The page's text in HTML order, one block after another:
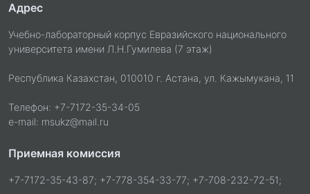
Адрес
Учебно-лабораторный корпус Евразийского национального
университета имени Л.Н.Гумилева (7 этаж)
Республика Казахстан, 010010 г. Астана, ул. Кажымукана, 11
Телефон: +7-7172-35-34-05
e-mail: msukz@mail.ru
Приемная комиссия
+7-7172-35-43-87; +7-778-354-33-77; +7-708-232-72-51;